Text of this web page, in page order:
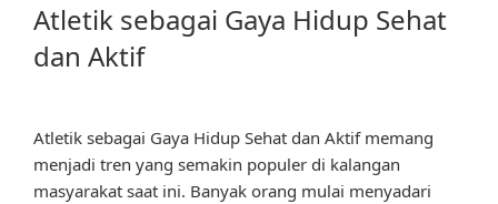
Atletik sebagai Gaya Hidup Sehat
dan Aktif
Atletik sebagai Gaya Hidup Sehat dan Aktif memang
menjadi tren yang semakin populer di kalangan
masyarakat saat ini. Banyak orang mulai menyadari